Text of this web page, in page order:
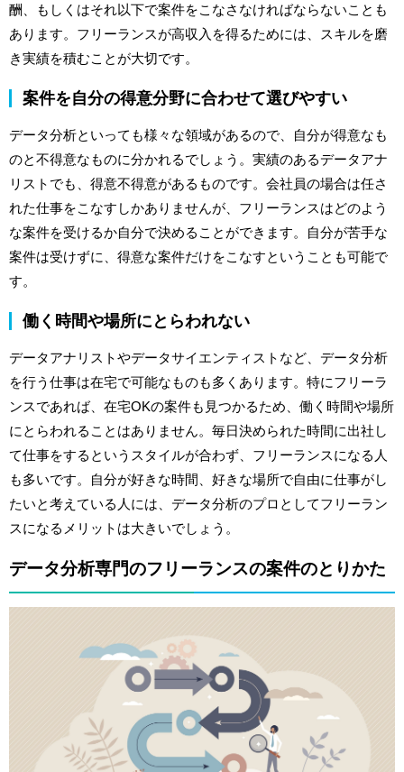
酬、もしくはそれ以下で案件をこなさなければならないことも
あります。フリーランスが高収入を得るためには、スキルを磨
き実績を積むことが大切です。
案件を自分の得意分野に合わせて選びやすい
データ分析といっても様々な領域があるので、自分が得意なも
のと不得意なものに分かれるでしょう。実績のあるデータアナ
リストでも、得意不得意があるものです。会社員の場合は任さ
れた仕事をこなすしかありませんが、フリーランスはどのよう
な案件を受けるか自分で決めることができます。自分が苦手な
案件は受けずに、得意な案件だけをこなすということも可能で
す。
働く時間や場所にとらわれない
データアナリストやデータサイエンティストなど、データ分析
を行う仕事は在宅で可能なものも多くあります。特にフリーラ
ンスであれば、在宅OKの案件も見つかるため、働く時間や場所
にとらわれることはありません。毎日決められた時間に出社し
て仕事をするというスタイルが合わず、フリーランスになる人
も多いです。自分が好きな時間、好きな場所で自由に仕事がし
たいと考えている人には、データ分析のプロとしてフリーラン
スになるメリットは大きいでしょう。
データ分析専門のフリーランスの案件のとりかた